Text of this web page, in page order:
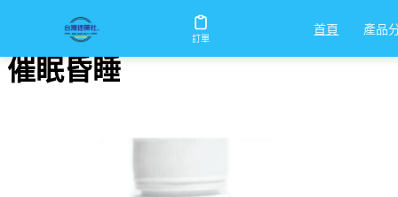
訂單
首頁 產品
催眠昏睡
催眠昏睡